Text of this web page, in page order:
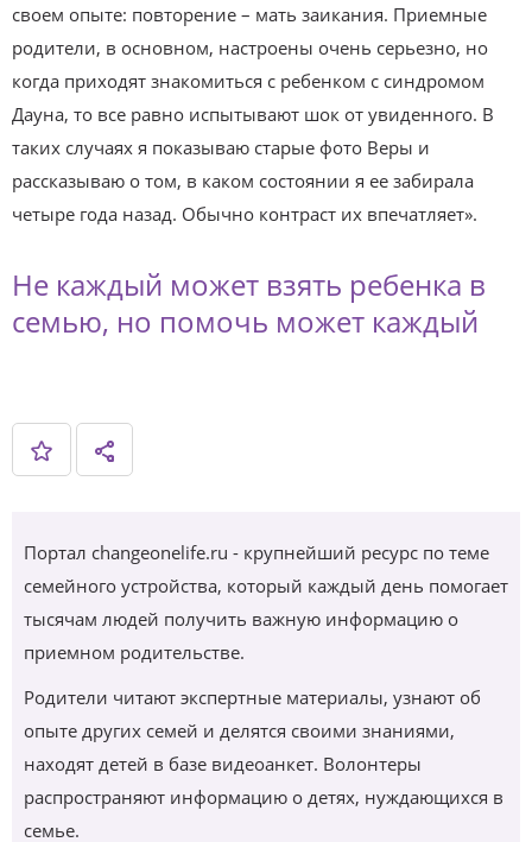
своем опыте: повторение – мать заикания. Приемные
родители, в основном, настроены очень серьезно, но
когда приходят знакомиться с ребенком с синдромом
Дауна, то все равно испытывают шок от увиденного. В
таких случаях я показываю старые фото Веры и
рассказываю о том, в каком состоянии я ее забирала
четыре года назад. Обычно контраст их впечатляет».
Не каждый может взять ребенка в
семью, но помочь может каждый
Портал changeonelife.ru - крупнейший ресурс по теме
семейного устройства, который каждый день помогает
тысячам людей получить важную информацию о
приемном родительстве.
Родители читают экспертные материалы, узнают об
опыте других семей и делятся своими знаниями,
находят детей в базе видеоанкет. Волонтеры
распространяют информацию о детях, нуждающихся в
семье.